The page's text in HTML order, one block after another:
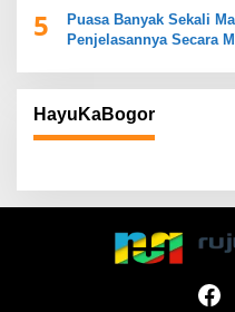
5
Puasa Banyak Sekali
Penjelasannya Secara
HayuKaBogor